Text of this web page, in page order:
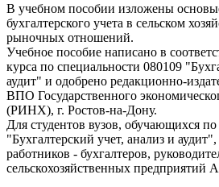
В учебном пособии изложены
бухгалтерского учета в сельском
рыночных отношений.
Учебное пособие написано в
курса по специальности 080109
аудит" и одобрено редакционно-
ВПО Государственного
(РИНХ), г. Ростов-на-Дону.
Для студентов вузов, обучающихся
"Бухгалтерский учет, анализ и
работников - бухгалтеров,
сельскохозяйственных предприятий